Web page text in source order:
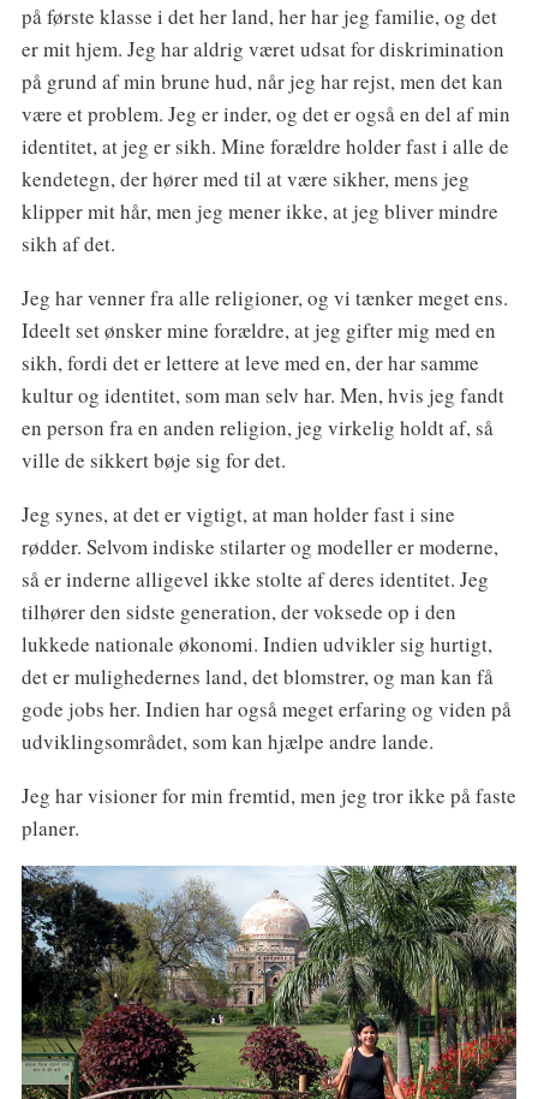
på første klasse i det her land, her har jeg familie, og det
er mit hjem. Jeg har aldrig været udsat for diskrimination
på grund af min brune hud, når jeg har rejst, men det kan
være et problem. Jeg er inder, og det er også en del af min
identitet, at jeg er sikh. Mine forældre holder fast i alle de
kendetegn, der hører med til at være sikher, mens jeg
klipper mit hår, men jeg mener ikke, at jeg bliver mindre
sikh af det.
Jeg har venner fra alle religioner, og vi tænker meget ens.
Ideelt set ønsker mine forældre, at jeg gifter mig med en
sikh, fordi det er lettere at leve med en, der har samme
kultur og identitet, som man selv har. Men, hvis jeg fandt
en person fra en anden religion, jeg virkelig holdt af, så
ville de sikkert bøje sig for det.
Jeg synes, at det er vigtigt, at man holder fast i sine
rødder. Selvom indiske stilarter og modeller er moderne,
så er inderne alligevel ikke stolte af deres identitet. Jeg
tilhører den sidste generation, der voksede op i den
lukkede nationale økonomi. Indien udvikler sig hurtigt,
det er mulighedernes land, det blomstrer, og man kan få
gode jobs her. Indien har også meget erfaring og viden på
udviklingsområdet, som kan hjælpe andre lande.
Jeg har visioner for min fremtid, men jeg tror ikke på faste
planer.